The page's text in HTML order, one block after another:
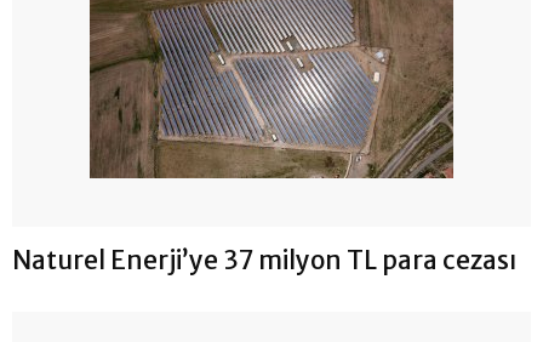
Naturel Enerji’ye 37 milyon TL para cezası